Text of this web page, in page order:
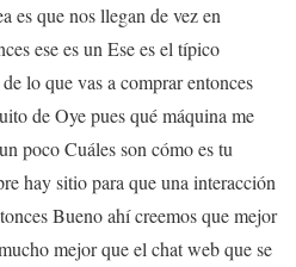
es que nos llegan de vez en
ese es un Ese es el típico
lo que vas a comprar entonces
de Oye pues qué máquina me
poco Cuáles son cómo es tu
hay sitio para que una interacción
Bueno ahí creemos que mejor
mejor que el chat web que se